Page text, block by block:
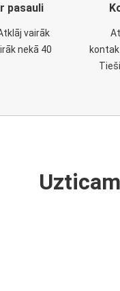
pasauli
vairāk
nekā 40